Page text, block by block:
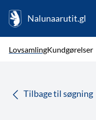
Nalunaarutit.gl
LovsamlingKundgørelser
Tilbage til søgning